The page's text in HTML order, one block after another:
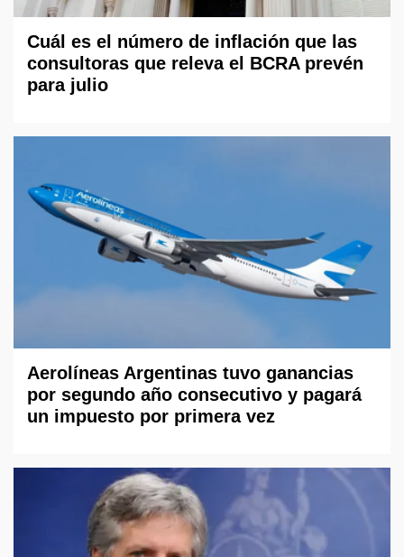
Cuál es el número de inflación que las
consultoras que releva el BCRA prevén
para julio
Aerolíneas Argentinas tuvo ganancias
por segundo año consecutivo y pagará
un impuesto por primera vez